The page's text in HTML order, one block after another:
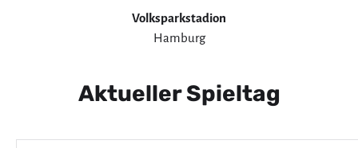
Volksparkstadion
Hamburg
Aktueller Spieltag